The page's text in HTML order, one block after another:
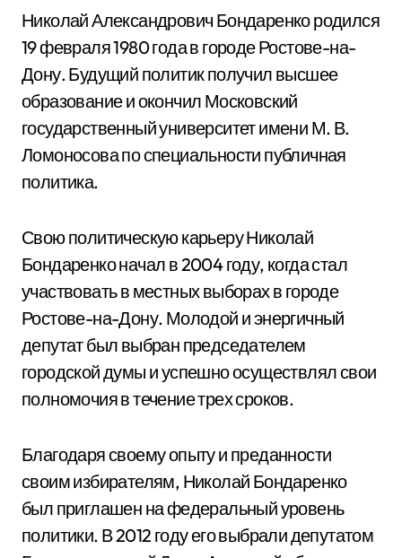
Николай Александрович Бондаренко родился
19 февраля 1980 года в городе Ростове-на-
Дону. Будущий политик получил высшее
образование и окончил Московский
государственный университет имени М. В.
Ломоносова по специальности публичная
политика.
Свою политическую карьеру Николай
Бондаренко начал в 2004 году, когда стал
участвовать в местных выборах в городе
Ростове-на-Дону. Молодой и энергичный
депутат был выбран председателем
городской думы и успешно осуществлял свои
полномочия в течение трех сроков.
Благодаря своему опыту и преданности
своим избирателям, Николай Бондаренко
был приглашен на федеральный уровень
политики. В 2012 году его выбрали депутатом